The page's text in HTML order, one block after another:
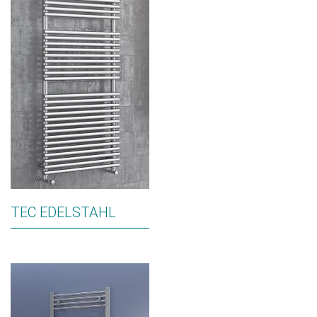
TEC EDELSTAHL